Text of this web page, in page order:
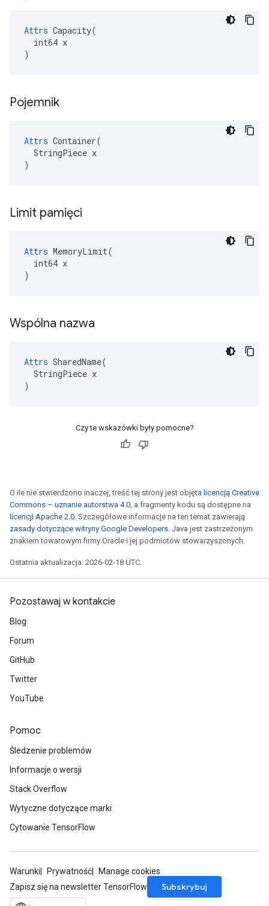
Attrs Capacity(
  int64 x
)
Pojemnik
Attrs Container(
  StringPiece x
)
Limit pamięci
Attrs MemoryLimit(
  int64 x
)
Wspólna nazwa
Attrs SharedName(
  StringPiece x
)
Czy te wskazówki były pomocne?
O ile nie stwierdzono inaczej, treść tej strony jest objęta licencją Creative
Commons – uznanie autorstwa 4.0, a fragmenty kodu są dostępne na
licencji Apache 2.0. Szczegółowe informacje na ten temat zawierają
zasady dotyczące witryny Google Developers. Java jest zastrzeżonym
znakiem towarowym firmy Oracle i jej podmiotów stowarzyszonych.
Ostatnia aktualizacja: 2026-02-18 UTC.
Pozostawaj w kontakcie
Blog
Forum
GitHub
Twitter
YouTube
Pomoc
Śledzenie problemów
Informacje o wersji
Stack Overflow
Wytyczne dotyczące marki
Cytowanie TensorFlow
Warunki Prywatność
Manage cookies
Zapisz się na newsletter TensorFlow
Subskrybuj